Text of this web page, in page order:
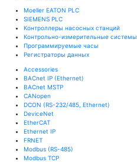
Moeller EATON PLC
SIEMENS PLC
Контроллеры насосных станций
Контрольно-измерительные системы
Программируемые часы
Регистраторы данных
Accessories
BACnet IP (Ethernet)
BACnet MSTP
CANopen
DCON (RS-232/485, Ethernet)
DeviceNet
EtherCAT
Ethernet IP
FRNET
Modbus (RS-485)
Modbus TCP